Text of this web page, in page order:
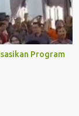
Program